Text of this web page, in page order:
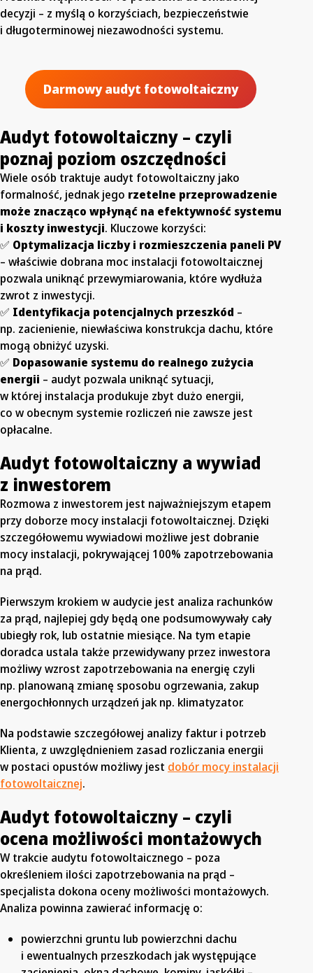
decyzji – z myślą o korzyściach, bezpieczeństwie
i długoterminowej niezawodności systemu.
Darmowy audyt fotowoltaiczny
Audyt fotowoltaiczny – czyli
poznaj poziom oszczędności
Wiele osób traktuje audyt fotowoltaiczny jako
formalność, jednak jego rzetelne przeprowadzenie
może znacząco wpłynąć na efektywność systemu
i koszty inwestycji. Kluczowe korzyści:
✅ Optymalizacja liczby i rozmieszczenia paneli PV
– właściwie dobrana moc instalacji fotowoltaicznej
pozwala uniknąć przewymiarowania, które wydłuża
zwrot z inwestycji.
✅ Identyfikacja potencjalnych przeszkód –
np. zacienienie, niewłaściwa konstrukcja dachu, które
mogą obniżyć uzyski.
✅ Dopasowanie systemu do realnego zużycia
energii – audyt pozwala uniknąć sytuacji,
w której instalacja produkuje zbyt dużo energii,
co w obecnym systemie rozliczeń nie zawsze jest
opłacalne.
Audyt fotowoltaiczny a wywiad
z inwestorem
Rozmowa z inwestorem jest najważniejszym etapem
przy doborze mocy instalacji fotowoltaicznej. Dzięki
szczegółowemu wywiadowi możliwe jest dobranie
mocy instalacji, pokrywającej 100% zapotrzebowania
na prąd.
Pierwszym krokiem w audycie jest analiza rachunków
za prąd, najlepiej gdy będą one podsumowywały cały
ubiegły rok, lub ostatnie miesiące. Na tym etapie
doradca ustala także przewidywany przez inwestora
możliwy wzrost zapotrzebowania na energię czyli
np. planowaną zmianę sposobu ogrzewania, zakup
energochłonnych urządzeń jak np. klimatyzator.
Na podstawie szczegółowej analizy faktur i potrzeb
Klienta, z uwzględnieniem zasad rozliczania energii
w postaci opustów możliwy jest dobór mocy instalacji
fotowoltaicznej.
Audyt fotowoltaiczny – czyli
ocena możliwości montażowych
W trakcie audytu fotowoltaicznego – poza
określeniem ilości zapotrzebowania na prąd –
specjalista dokona oceny możliwości montażowych.
Analiza powinna zawierać informację o:
powierzchni gruntu lub powierzchni dachu
i ewentualnych przeszkodach jak występujące